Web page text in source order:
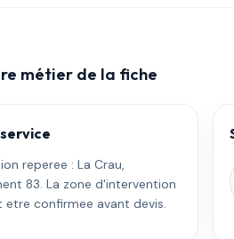
métier de la fiche
reperee : La Crau,
83. La zone d'intervention
etre confirmee avant devis.